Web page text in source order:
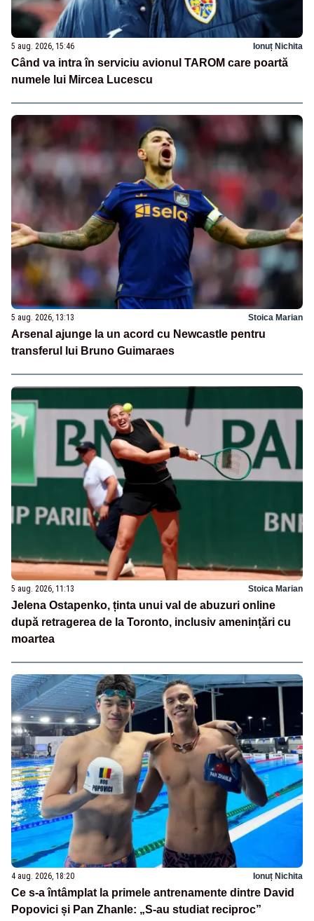
5 aug. 2026, 15:46 Ionuț Nichita
Când va intra în serviciu avionul TAROM care poartă
numele lui Mircea Lucescu
5 aug. 2026, 13:13 Stoica Marian
Arsenal ajunge la un acord cu Newcastle pentru
transferul lui Bruno Guimaraes
5 aug. 2026, 11:13 Stoica Marian
Jelena Ostapenko, ținta unui val de abuzuri online
după retragerea de la Toronto, inclusiv amenințări cu
moartea
4 aug. 2026, 18:20 Ionuț Nichita
Ce s-a întâmplat la primele antrenamente dintre David
Popovici și Pan Zhanle: „S-au studiat reciproc”